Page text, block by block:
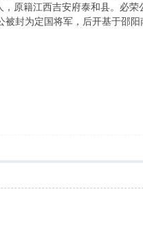
原籍江西吉安府泰和县。必荣
封为定国将军，后开基于邵